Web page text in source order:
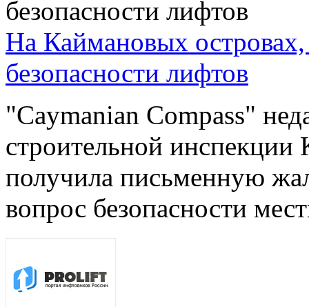
На Каймановых островах,
безопасности лифтов
"Caymanian Compass"
строительной
получила письменную
вопрос безопасности